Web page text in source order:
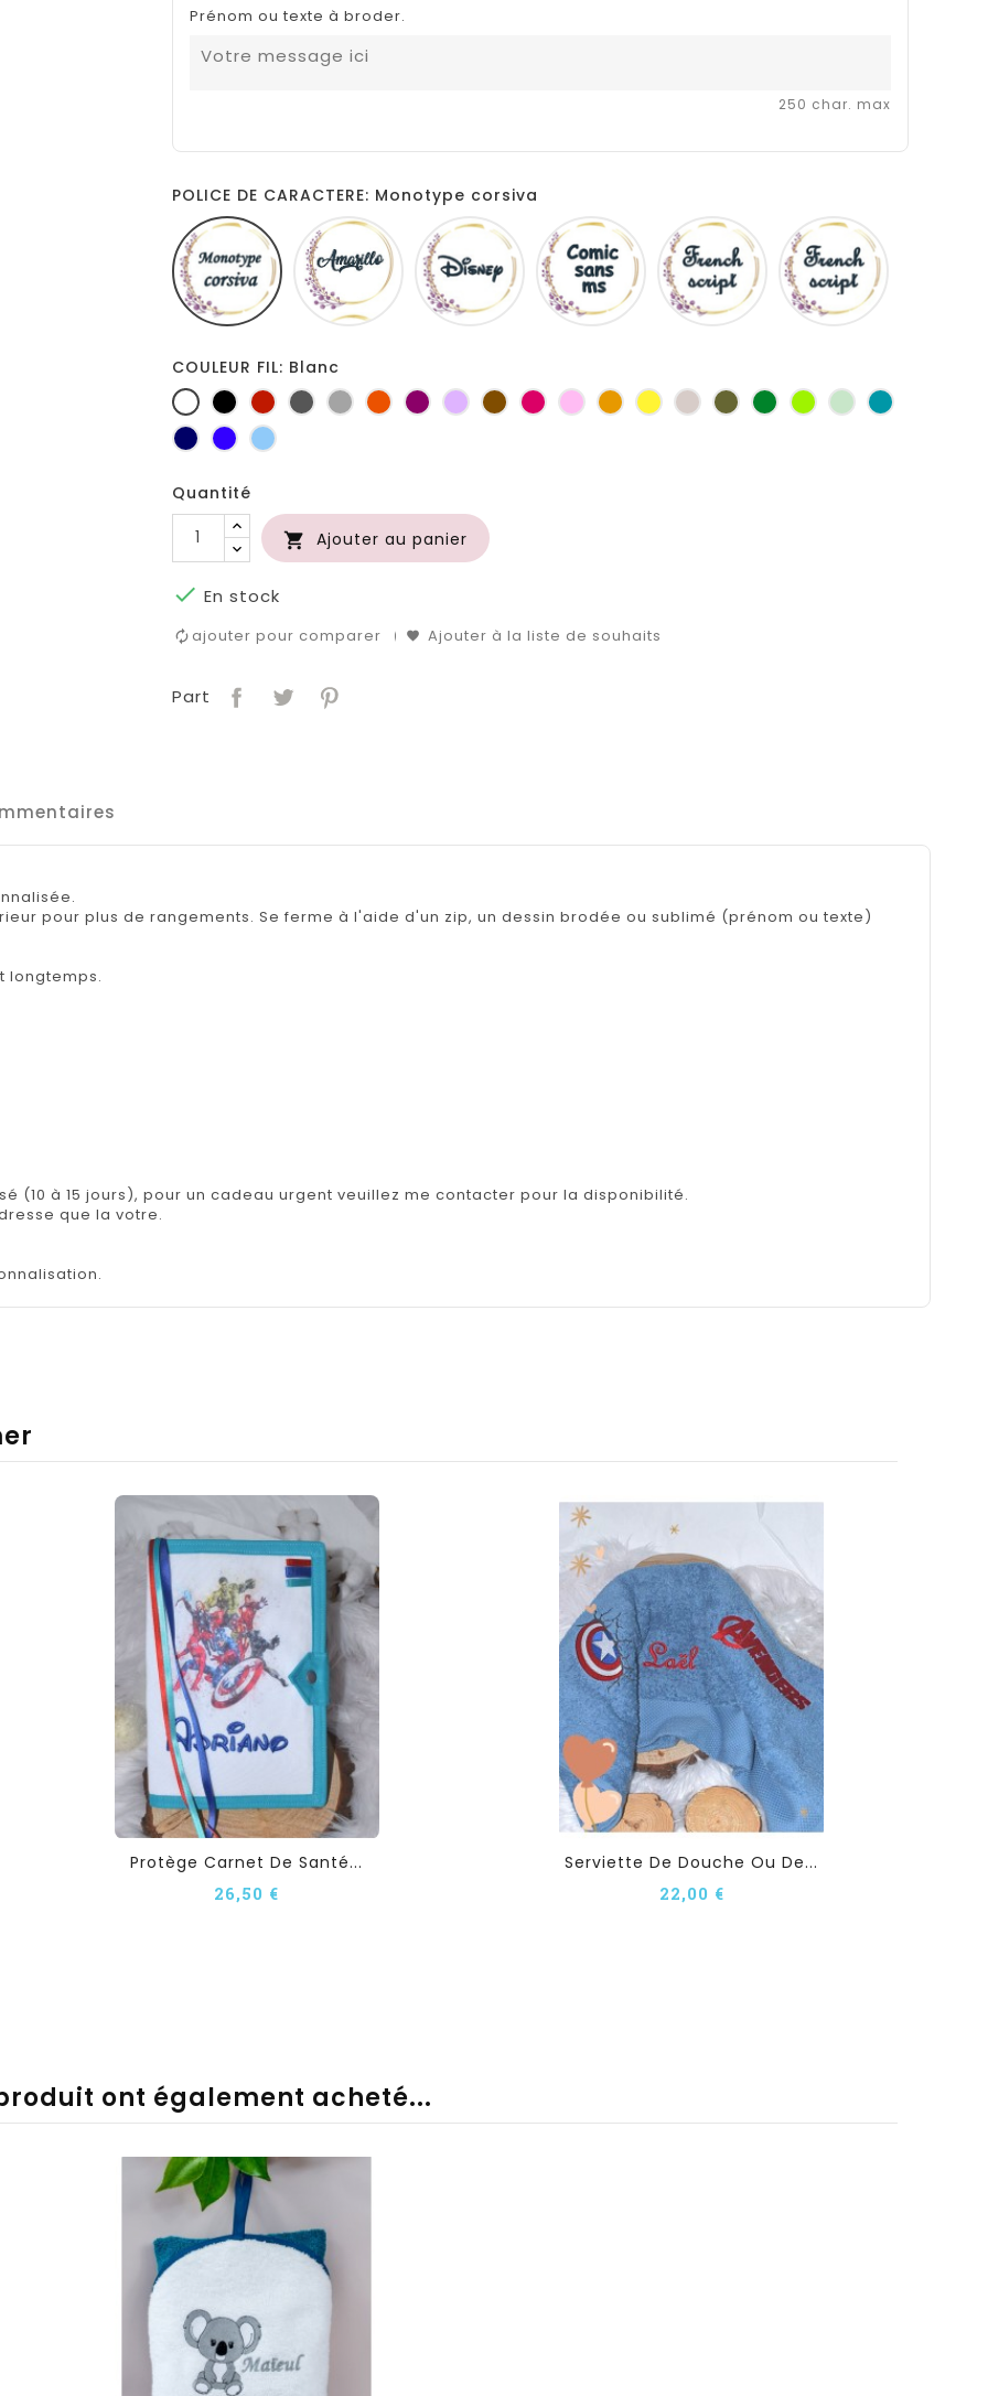
Prénom ou texte à broder.
250 char. max
POLICE DE CARACTERE: Monotype corsiva
Monotype
corsiva
Amarillo Disney
Comic
sans
ms
French
script
COULEUR FIL: Blanc
BlancNoir RougeGris
foncé
Gris
clair
Orange
PruneLilasMarronFuchsia
RoseJaune
d'or
jauneFicelleKaki Vert
bouteille
Anis Vert
d'eau
Turquoise
MarineBleu
roi
Bleu
Quantité
 Ajouter au panier
 En stock
ajouter pour comparer Ajouter à la liste de souhaits
Part
pour plus de rangements. Se ferme à l'aide d'un zip, un dessin brodée ou sublimé (prénom ou texte)
longtemps.
(10 à 15 jours), pour un cadeau urgent veuillez me contacter pour la disponibilité.
que la votre.
Protège Carnet De Santé...
26,50 €
Serviette De Douche Ou De...
22,00 €
ont également acheté...